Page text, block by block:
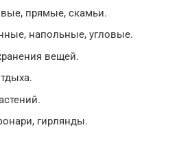
прямые, скамьи.
напольные, угловые.
вещей.
гирлянды.